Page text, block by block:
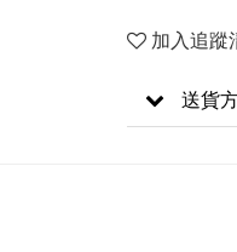
加入追蹤
送貨